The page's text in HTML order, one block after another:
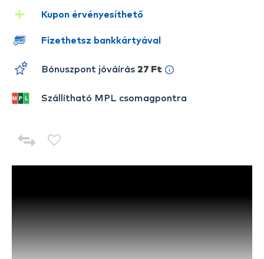
Kupon érvényesíthető
Fizethetsz bankkártyával
Bónuszpont jóváírás 27 Ft
Szállítható MPL csomagpontra